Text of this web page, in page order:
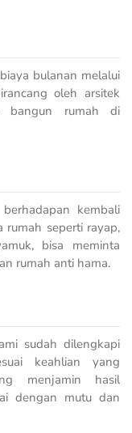
bulanan melalui
oleh arsitek
bangun rumah di
kembali
rumah seperti rayap,
bisa meminta
rumah anti hama.
sudah dilengkapi
keahlian yang
menjamin hasil
dengan mutu dan